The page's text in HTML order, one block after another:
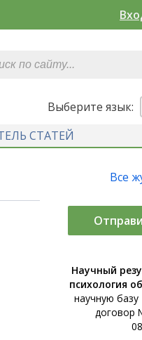
Выберите язык:
СТАТЕЙ
Все
Научный
психология
научную
договор